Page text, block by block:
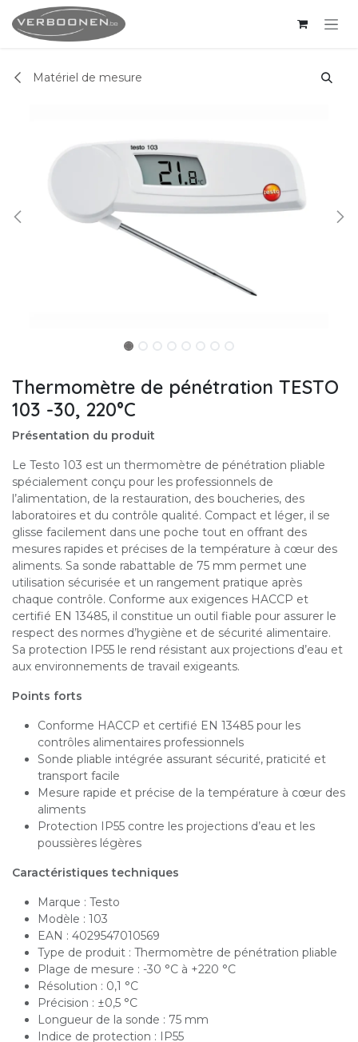
Se rendre au contenu
Matériel de mesure
Thermomètre de pénétration TESTO
103 -30, 220°C
Présentation du produit
Le Testo 103 est un thermomètre de pénétration pliable
spécialement conçu pour les professionnels de
l’alimentation, de la restauration, des boucheries, des
laboratoires et du contrôle qualité. Compact et léger, il se
glisse facilement dans une poche tout en offrant des
mesures rapides et précises de la température à cœur des
aliments. Sa sonde rabattable de 75 mm permet une
utilisation sécurisée et un rangement pratique après
chaque contrôle. Conforme aux exigences HACCP et
certifié EN 13485, il constitue un outil fiable pour assurer le
respect des normes d’hygiène et de sécurité alimentaire.
Sa protection IP55 le rend résistant aux projections d’eau et
aux environnements de travail exigeants.
Points forts
Conforme HACCP et certifié EN 13485 pour les
contrôles alimentaires professionnels
Sonde pliable intégrée assurant sécurité, praticité et
transport facile
Mesure rapide et précise de la température à cœur des
aliments
Protection IP55 contre les projections d’eau et les
poussières légères
Caractéristiques techniques
Marque : Testo
Modèle : 103
EAN : 4029547010569
Type de produit : Thermomètre de pénétration pliable
Plage de mesure : -30 °C à +220 °C
Résolution : 0,1 °C
Précision : ±0,5 °C
Longueur de la sonde : 75 mm
Indice de protection : IP55